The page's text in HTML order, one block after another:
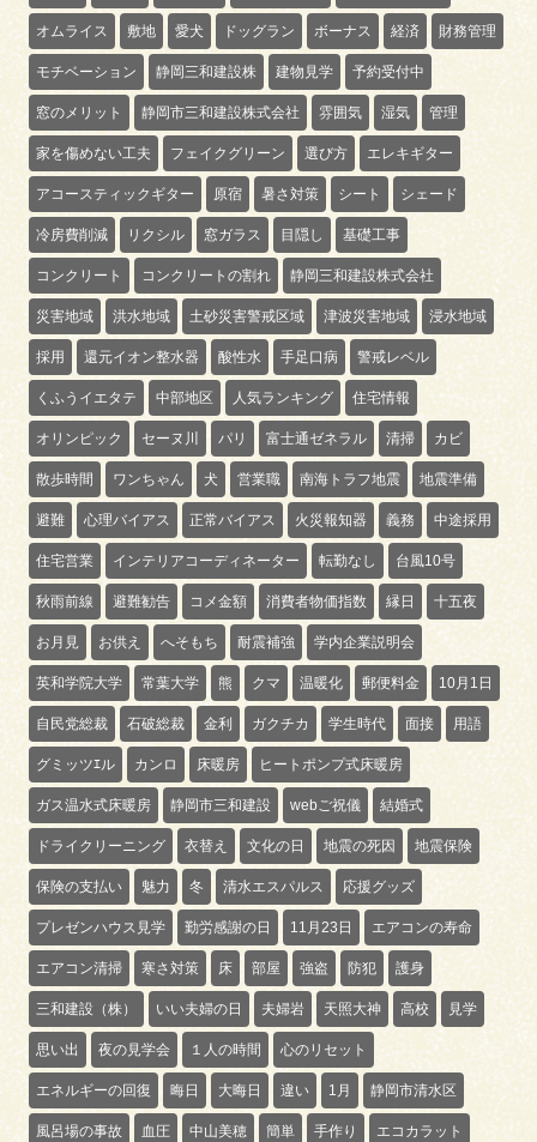
オムライス 敷地 愛犬 ドッグラン ボーナス 経済 財務管理
モチベーション 静岡三和建設株 建物見学 予約受付中
窓のメリット 静岡市三和建設株式会社 雰囲気 湿気 管理
家を傷めない工夫 フェイクグリーン 選び方 エレキギター
アコースティックギター 原宿 暑さ対策 シート シェード
冷房費削減 リクシル 窓ガラス 目隠し 基礎工事
コンクリート コンクリートの割れ 静岡三和建設株式会社
災害地域 洪水地域 土砂災害警戒区域 津波災害地域 浸水地域
採用 還元イオン整水器 酸性水 手足口病 警戒レベル
くふうイエタテ 中部地区 人気ランキング 住宅情報
オリンピック セーヌ川 パリ 富士通ゼネラル 清掃 カビ
散歩時間 ワンちゃん 犬 営業職 南海トラフ地震 地震準備
避難 心理バイアス 正常バイアス 火災報知器 義務 中途採用
住宅営業 インテリアコーディネーター 転勤なし 台風10号
秋雨前線 避難勧告 コメ金額 消費者物価指数 縁日 十五夜
お月見 お供え へそもち 耐震補強 学内企業説明会
英和学院大学 常葉大学 熊 クマ 温暖化 郵便料金 10月1日
自民党総裁 石破総裁 金利 ガクチカ 学生時代 面接 用語
グミッツｴル カンロ 床暖房 ヒートポンプ式床暖房
ガス温水式床暖房 静岡市三和建設 webご祝儀 結婚式
ドライクリーニング 衣替え 文化の日 地震の死因 地震保険
保険の支払い 魅力 冬 清水エスパルス 応援グッズ
プレゼンハウス見学 勤労感謝の日 11月23日 エアコンの寿命
エアコン清掃 寒さ対策 床 部屋 強盗 防犯 護身
三和建設（株） いい夫婦の日 夫婦岩 天照大神 高校 見学
思い出 夜の見学会 １人の時間 心のリセット
エネルギーの回復 晦日 大晦日 違い 1月 静岡市清水区
風呂場の事故 血圧 中山美穂 簡単 手作り エコカラット